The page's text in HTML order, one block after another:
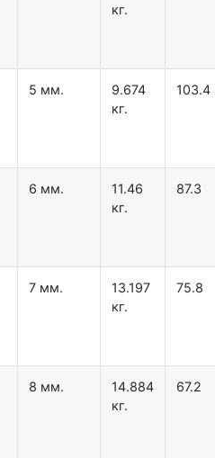
кг.
5 мм.
9.674
кг.
103.4
6 мм.
11.46
кг.
87.3
7 мм.
13.197
кг.
75.8
8 мм.
14.884
кг.
67.2